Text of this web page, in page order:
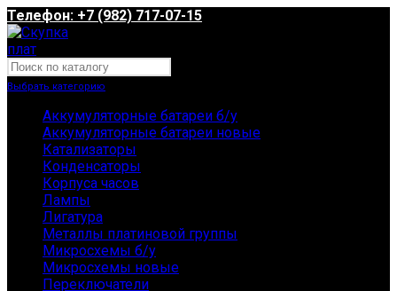
Телефон: +7 (982) 717-07-15
Выбрать категорию
Аккумуляторные батареи б/у
Аккумуляторные батареи новые
Катализаторы
Конденсаторы
Корпуса часов
Лампы
Лигатура
Металлы платиновой группы
Микросхемы б/у
Микросхемы новые
Переключатели